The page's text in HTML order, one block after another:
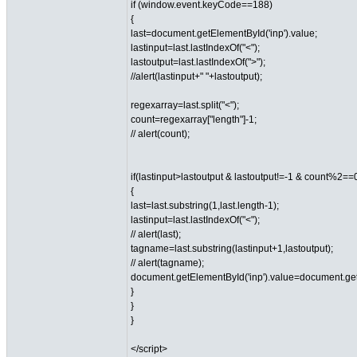
if (window.event.keyCode==188)
{
last=document.getElementById('inp').value;
lastinput=last.lastIndexOf("<");
lastoutput=last.lastIndexOf(">");
//alert(lastinput+" "+lastoutput);
regexarray=last.split("<");
count=regexarray["length"]-1;
// alert(count);
if(lastinput>lastoutput & lastoutput!=-1 &
{
last=last.substring(1,last.length-1);
lastinput=last.lastIndexOf("<");
// alert(last);
tagname=last.substring(lastinput+1,lastoutput);
// alert(tagname);
}
}
}
</script>